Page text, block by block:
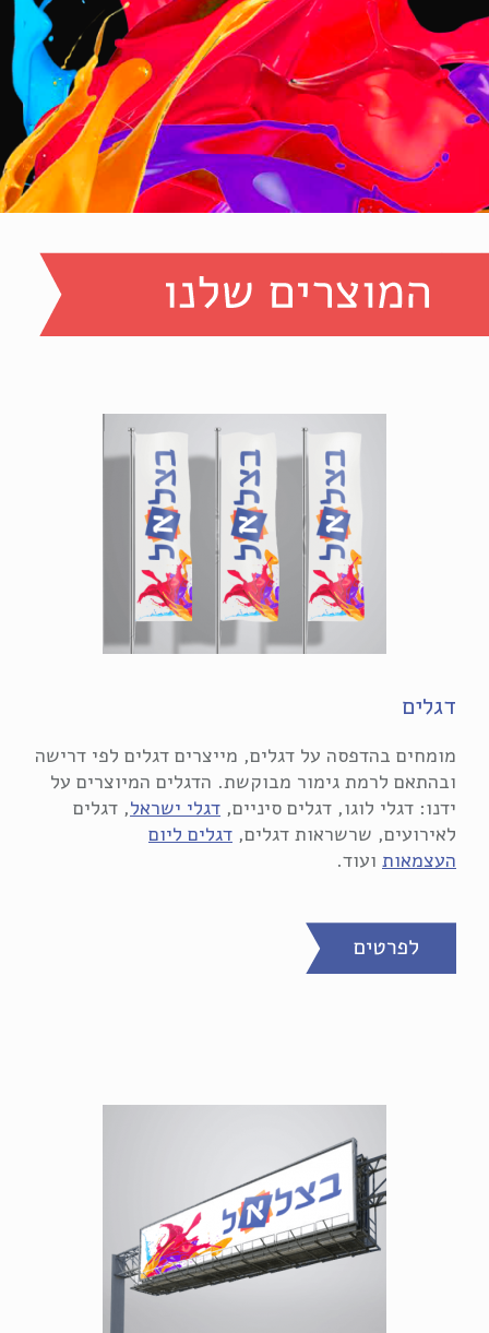
דגלים
מומחים בהדפסה על דגלים, מייצרים דגלים לפי דרישה
ובהתאם לרמת גימור מבוקשת. הדגלים המיוצרים על
ידנו: דגלי לוגו, דגלים סיניים, דגלי ישראל, דגלים
לאירועים, שרשראות דגלים, דגלים ליום
העצמאות ועוד.